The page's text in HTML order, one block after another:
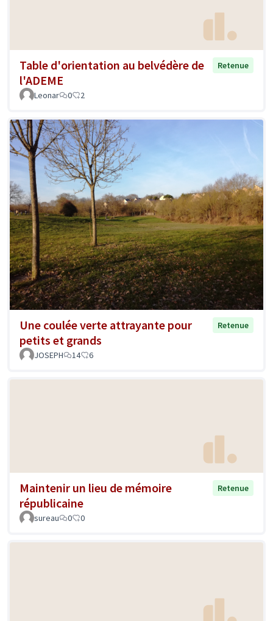
Table d'orientation au belvédère de
l'ADEME
Retenue
Leonar 0 2
Une coulée verte attrayante pour
petits et grands
Retenue
JOSEPH 14 6
Maintenir un lieu de mémoire
républicaine
Retenue
sureau 0 0